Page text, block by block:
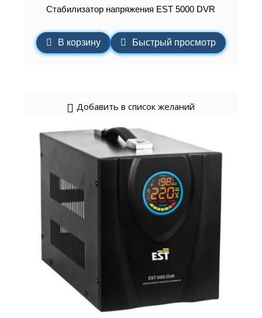
Стабилизатор напряжения EST 5000 DVR
В корзину Быстрый просмотр
Добавить в список желаний